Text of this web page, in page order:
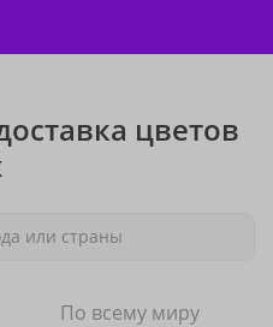
цветов
или страны
По всему миру